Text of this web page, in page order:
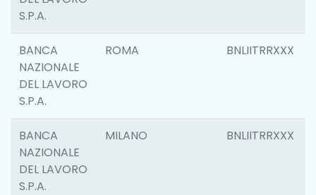
S.P.A.
BANCA
NAZIONALE
DEL LAVORO
S.P.A.
ROMA BNLIITRRXXX
BANCA
NAZIONALE
DEL LAVORO
S.P.A.
MILANO BNLIITRRXXX